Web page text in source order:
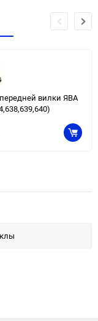
вилки ЯВА